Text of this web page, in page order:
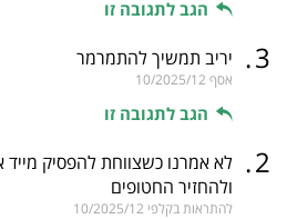
הגב לתגובה זו
3
. יריב תמשיך להתמרמר
אסף 10/2025/12
הגב לתגובה זו
2
. לא אמרנו כשצווחת להפסיק
ולהחזיר החטופים
להתראות בקלפי 10/2025/12